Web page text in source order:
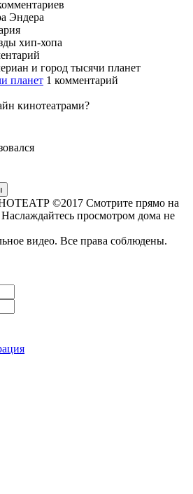
планет 1 комментарий
кинотеатрами?
©2017 Смотрите прямо на
Наслаждайтесь просмотром дома не
видео. Все права соблюдены.